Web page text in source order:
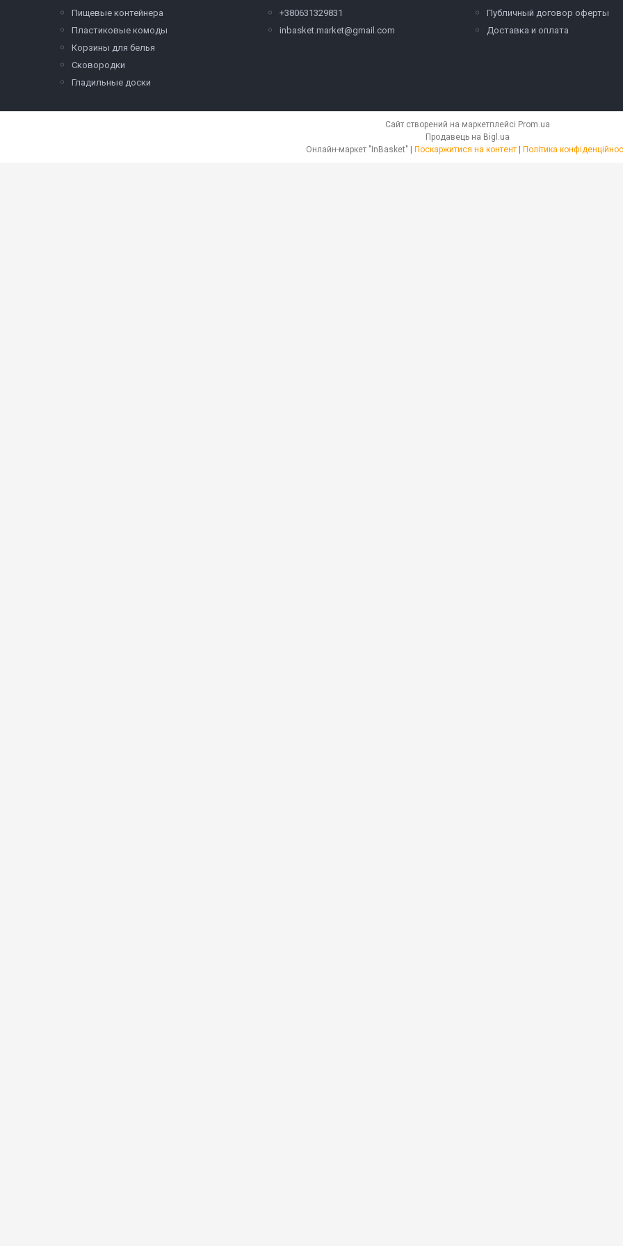
Пищевые контейнера
Пластиковые комоды
Корзины для белья
Сковородки
Гладильные доски
+380631329831
inbasket.market@gmail.com
Публичный договор оферты
Доставка и оплата
Сайт створений на маркетплейсі Prom.ua
Продавець на Bigl.ua
Поскаржитися на контент Політика